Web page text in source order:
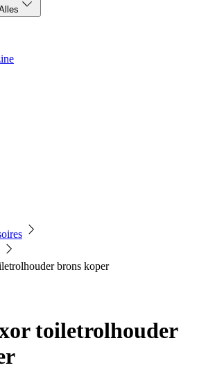
brons koper
toiletrolhouder